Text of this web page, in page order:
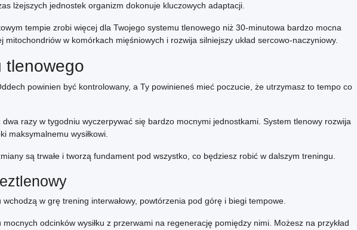
lżejszych jednostek organizm dokonuje kluczowych adaptacji.
tempie zrobi więcej dla Twojego systemu tlenowego niż 30-minutowa bardzo mocna
w komórkach mięśniowych i rozwija silniejszy układ sercowo-naczyniowy.
tlenowego
powinien być kontrolowany, a Ty powinieneś mieć poczucie, że utrzymasz to tempo co
razy w tygodniu wyczerpywać się bardzo mocnymi jednostkami. System tlenowy rozwija
maksymalnemu wysiłkowi.
są trwałe i tworzą fundament pod wszystko, co będziesz robić w dalszym treningu.
w grę trening interwałowy, powtórzenia pod górę i biegi tempowe.
odcinków wysiłku z przerwami na regenerację pomiędzy nimi. Możesz na przykład